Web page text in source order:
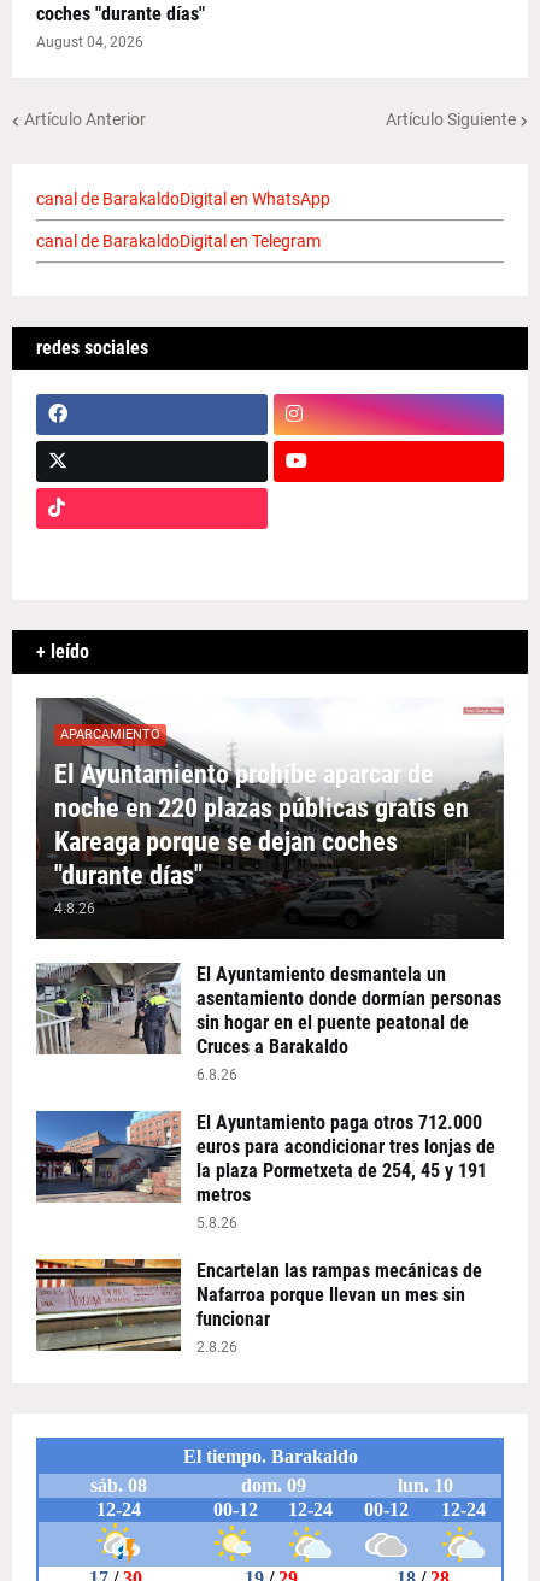
coches "durante días"
August 04, 2026
Artículo Anterior Artículo Siguiente
canal de BarakaldoDigital en WhatsApp
canal de BarakaldoDigital en Telegram
redes sociales
+ leído
APARCAMIENTO
El Ayuntamiento prohíbe aparcar de
noche en 220 plazas públicas gratis en
Kareaga porque se dejan coches
"durante días"
4.8.26
El Ayuntamiento desmantela un
asentamiento donde dormían personas
sin hogar en el puente peatonal de
Cruces a Barakaldo
6.8.26
El Ayuntamiento paga otros 712.000
euros para acondicionar tres lonjas de
la plaza Pormetxeta de 254, 45 y 191
metros
5.8.26
Encartelan las rampas mecánicas de
Nafarroa porque llevan un mes sin
funcionar
2.8.26